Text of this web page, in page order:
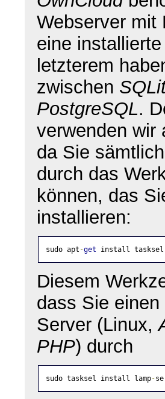
Webserver mit
eine
letzterem
zwischen
PostgreSQL.
verwenden
da Sie
durch das
können, das
installieren:
sudo apt -get install tasksel
Diesem
dass Sie
Server (Linux,
PHP) durch
sudo tasksel install lamp-